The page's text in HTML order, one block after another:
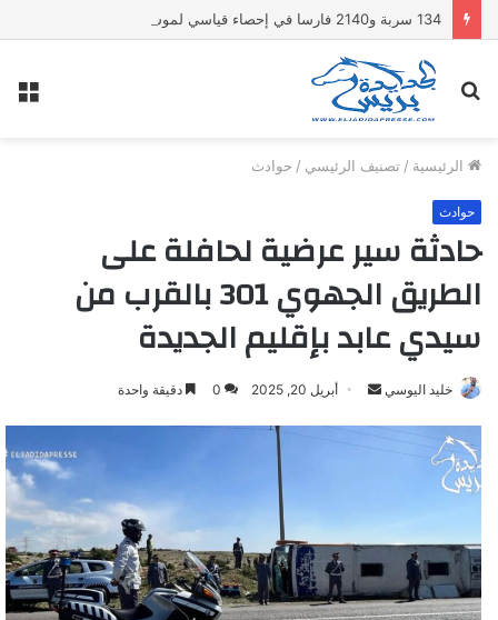
بحث
الرئيسية / تصنيف الرئيسي / حوادث
حوادث
حادثة سير عرضية لحافلة على
الطريق الجهوي 301 بالقرب من
سيدي عابد بإقليم الجديدة
خليد اليوسي
ي
د
ا
أبريل 20, 2025 0 دقيقة واحدة